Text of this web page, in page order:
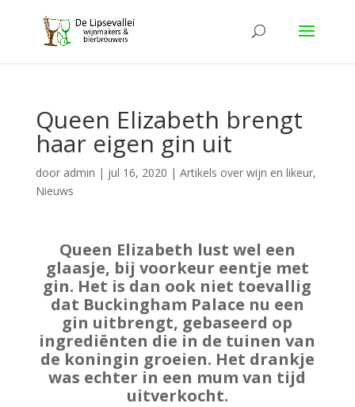
Queen Elizabeth brengt
haar eigen gin uit
door admin | jul 16, 2020 | Artikels over wijn en likeur,
Nieuws
Queen Elizabeth lust wel een
glaasje, bij voorkeur eentje met
gin. Het is dan ook niet toevallig
dat Buckingham Palace nu een
gin uitbrengt, gebaseerd op
ingrediënten die in de tuinen van
de koningin groeien. Het drankje
was echter in een mum van tijd
uitverkocht.